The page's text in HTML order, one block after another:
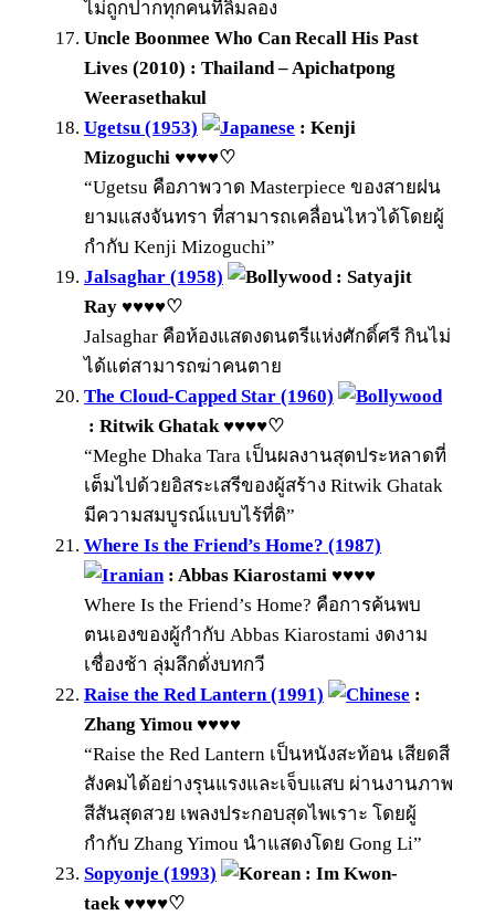
ไม่ถูกปากทุกคนที่ลิ้มลอง
Uncle Boonmee Who Can Recall His Past
Lives (2010) : Thailand – Apichatpong
Weerasethakul
Ugetsu (1953)
: Kenji
Mizoguchi ♥♥♥♥♡
“Ugetsu คือภาพวาด Masterpiece ของสายฝน
ยามแสงจันทรา ที่สามารถเคลื่อนไหวได้โดยผู้
กำกับ Kenji Mizoguchi”
Jalsaghar (1958)
: Satyajit
Ray ♥♥♥♥♡
Jalsaghar คือห้องแสดงดนตรีแห่งศักดิ์ศรี กินไม่
ได้แต่สามารถฆ่าคนตาย
The Cloud-Capped Star (1960)
: Ritwik Ghatak ♥♥♥♥♡
“Meghe Dhaka Tara เป็นผลงานสุดประหลาดที่
เต็มไปด้วยอิสระเสรีของผู้สร้าง Ritwik Ghatak
มีความสมบูรณ์แบบไร้ที่ติ”
Where Is the Friend’s Home? (1987)
: Abbas Kiarostami ♥♥♥♥
Where Is the Friend’s Home? คือการค้นพบ
ตนเองของผู้กำกับ Abbas Kiarostami งดงาม
เชื่องช้า ลุ่มลึกดั่งบทกวี
Raise the Red Lantern (1991)
:
Zhang Yimou ♥♥♥♥
“Raise the Red Lantern เป็นหนังสะท้อน เสียดสี
สังคมได้อย่างรุนแรงและเจ็บแสบ ผ่านงานภาพ
สีสันสุดสวย เพลงประกอบสุดไพเราะ โดยผู้
กำกับ Zhang Yimou นำแสดงโดย Gong Li”
Sopyonje (1993)
: Im Kwon-
taek ♥♥♥♥♡